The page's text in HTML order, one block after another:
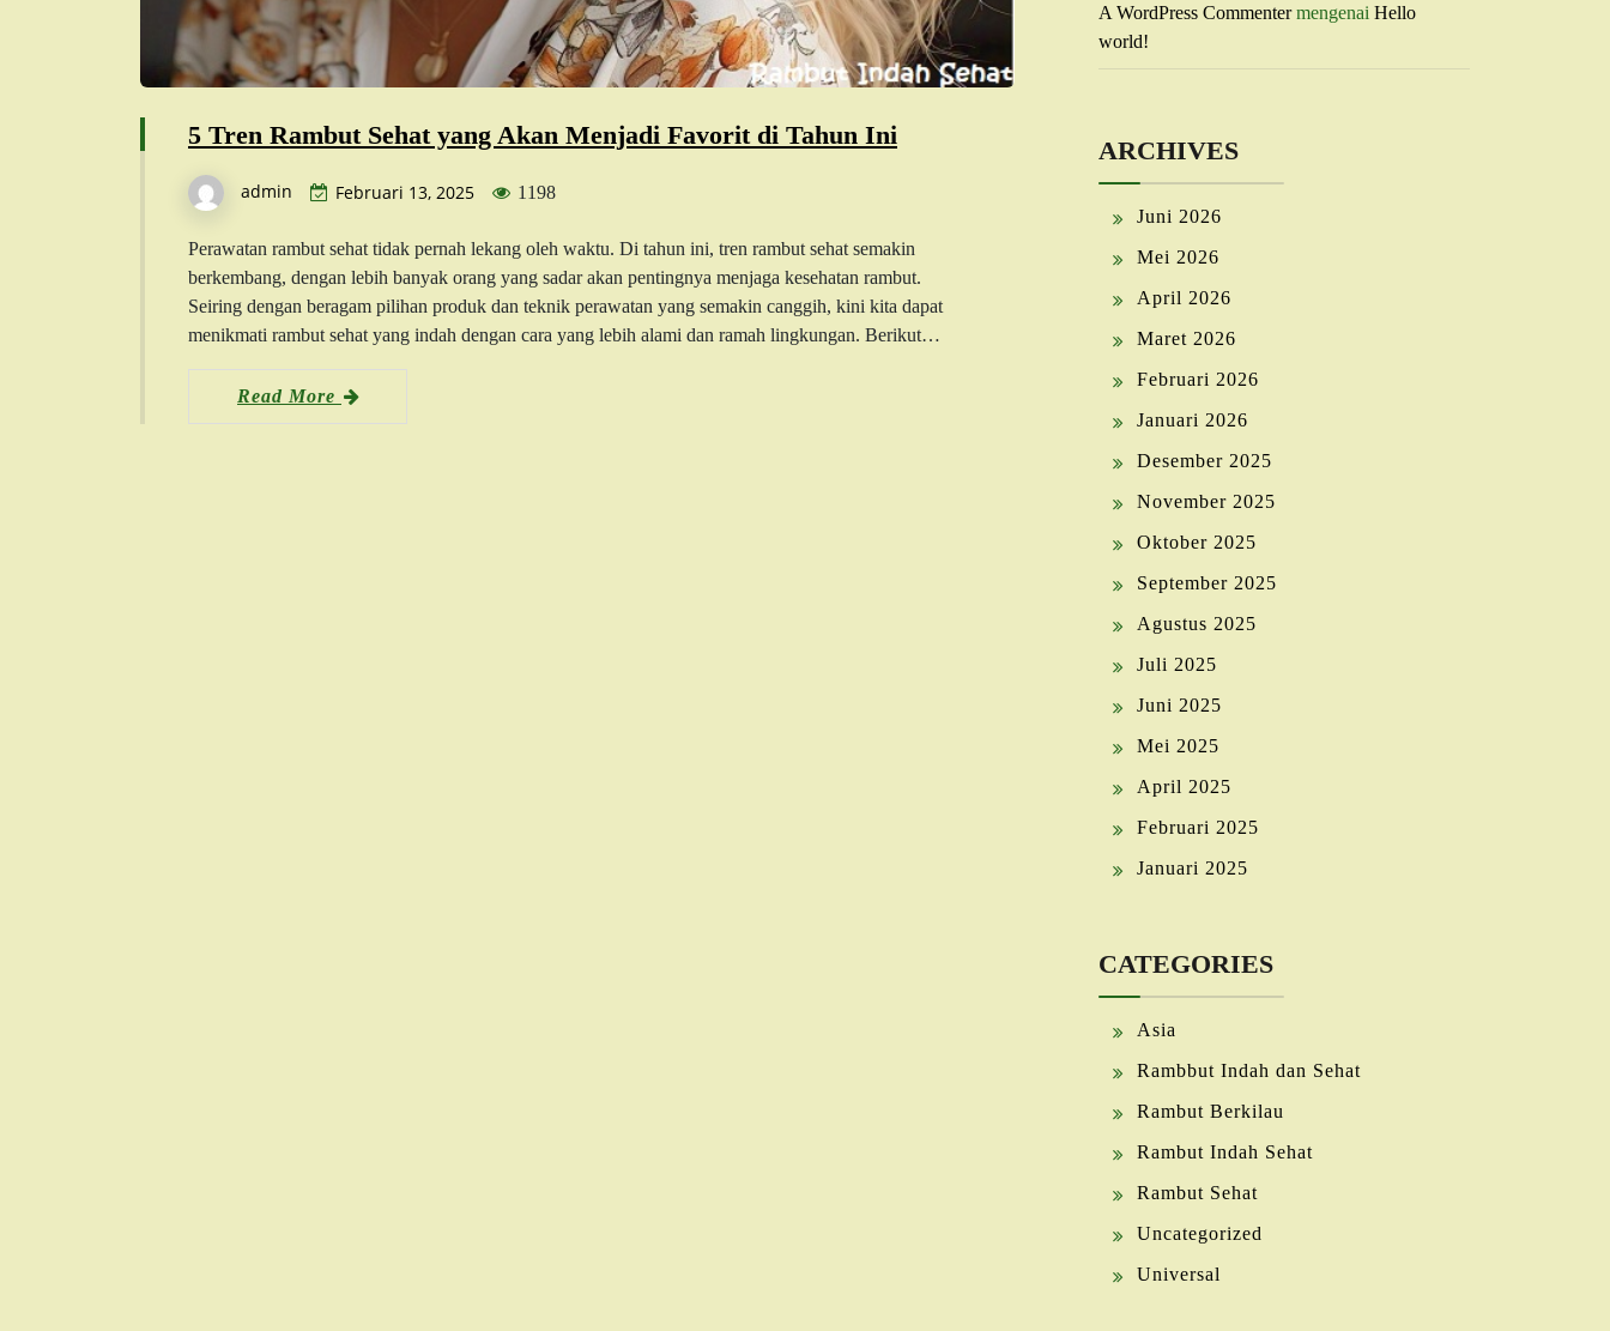
5 Tren Rambut Sehat yang Akan Menjadi Favorit di Tahun Ini
admin Februari 13, 2025 1198
Perawatan rambut sehat tidak pernah lekang oleh waktu. Di tahun ini, tren rambut sehat semakin
berkembang, dengan lebih banyak orang yang sadar akan pentingnya menjaga kesehatan rambut.
Seiring dengan beragam pilihan produk dan teknik perawatan yang semakin canggih, kini kita dapat
menikmati rambut sehat yang indah dengan cara yang lebih alami dan ramah lingkungan. Berikut…
Read More
A WordPress Commentermengenai Hello
world!
ARCHIVES
Juni 2026
Mei 2026
April 2026
Maret 2026
Februari 2026
Januari 2026
Desember 2025
November 2025
Oktober 2025
September 2025
Agustus 2025
Juli 2025
Juni 2025
Mei 2025
April 2025
Februari 2025
Januari 2025
CATEGORIES
Asia
Rambbut Indah dan Sehat
Rambut Berkilau
Rambut Indah Sehat
Rambut Sehat
Uncategorized
Universal